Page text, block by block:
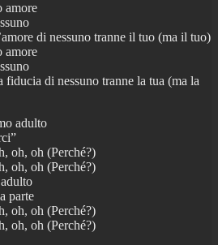
amore
di nessuno tranne il tuo (ma il tuo)
amore
di nessuno tranne la tua (ma la
adulto
oh, oh (Perché?)
oh, oh (Perché?)
parte
oh, oh (Perché?)
oh, oh (Perché?)